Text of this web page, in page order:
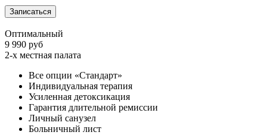
Записаться
Оптимальный
9 990 руб
2-х местная палата
Все опции «Стандарт»
Индивидуальная терапия
Усиленная детоксикация
Гарантия длительной ремиссии
Личный санузел
Больничный лист